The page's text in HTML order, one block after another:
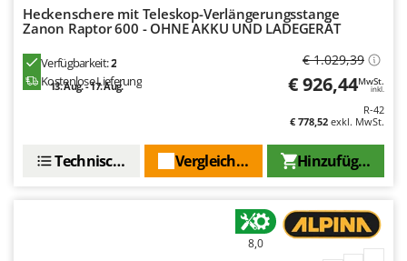
Santos
Sbaraglia
Schnitzer
Seven Italy
Silky
Heckenschere mit Teleskop-Verlängerungsstange
Zanon Raptor 600 - OHNE AKKU UND LADEGERÄT
Verfügbarkeit:2
Kostenlose Lieferung
13. Aug. - 17. Aug.
€ 1.029,39
€ 926,44MwSt.
inkl.
R-42
€ 778,52 exkl. MwSt.
Hinzufügen
Vergleichen Sie
Technische Daten
8,0